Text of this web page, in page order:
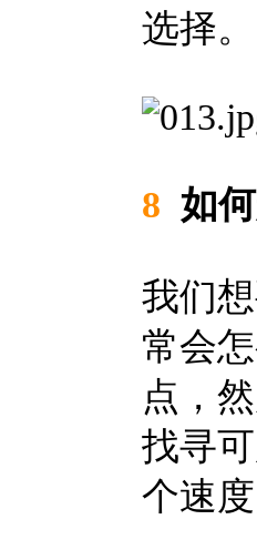
选择。
8 如
我们
常会
点，
找寻
个速